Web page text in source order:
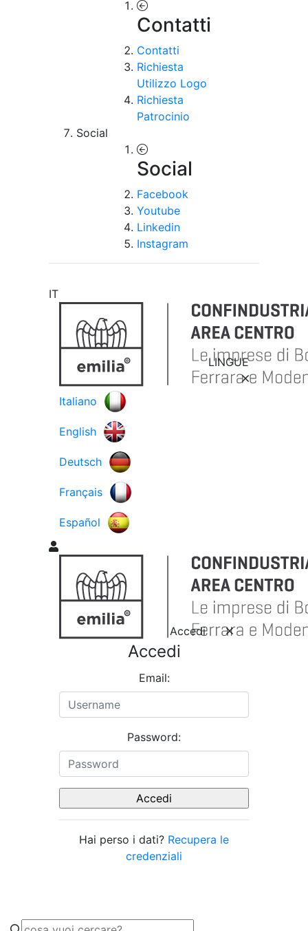
Contatti
Contatti
Richiesta
Utilizzo Logo
Richiesta
Patrocinio
Social
Social
Facebook
Youtube
Linkedin
Instagram
IT
LINGUE
Italiano
English
Deutsch
Français
Español
Accedi
Accedi
Email:
Password:
Hai perso i dati? Recupera le
credenziali